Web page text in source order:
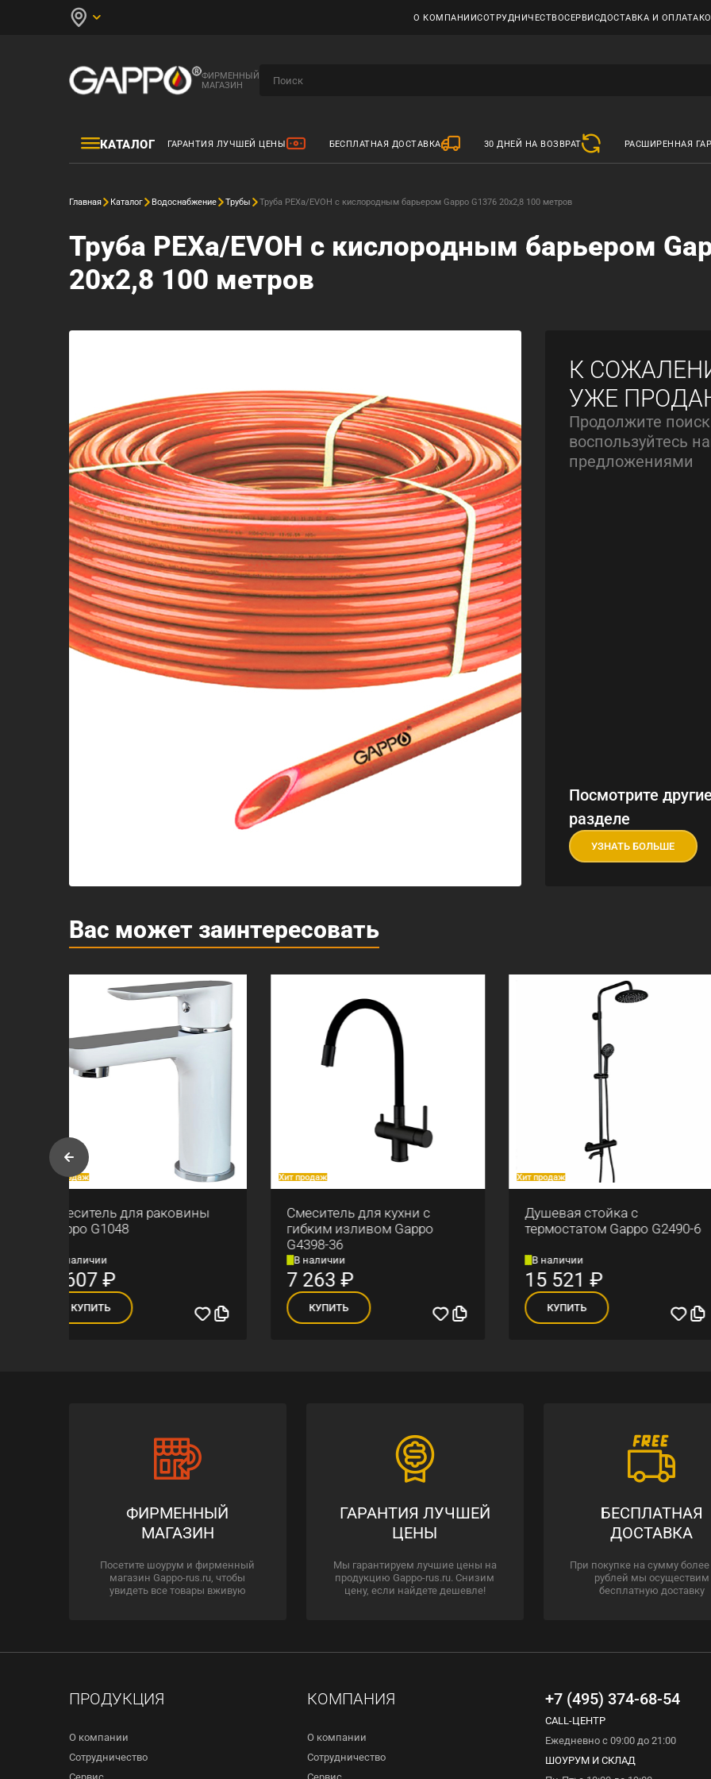
О КОМПАНИИСОТРУДНИЧЕСТВОСЕРВИСДОСТАВКА И ОПЛАТА
ФИРМЕННЫЙ
МАГАЗИН
КАТАЛОГ ГАРАНТИЯ ЛУЧШЕЙ ЦЕНЫ БЕСПЛАТНАЯ ДОСТАВКА 30 ДНЕЙ НА ВОЗВРАТ РАСШИРЕННАЯ
Главная Каталог Водоснабжение Трубы Труба PEXa/EVOH с кислородным барьером Gappo G1376 20x2,8 100 метров
Труба PEXa/EVOH с кислородным барьером
20x2,8 100 метров
К
УЖЕ
Продолжите
воспользуйтесь
предложениями
Посмотрите
разделе
УЗНАТЬ БОЛЬШЕ
Вас может заинтересовать
Хит продаж
Смеситель для кухни с
гибким изливом Gappo
В наличии
7 263
КУПИТЬ
Хит продаж
Душевая стойка с
термостатом Gappo G2490-6
В наличии
15 521
КУПИТЬ
Хит продаж
Смеситель для
Gappo G1017
В наличии
5 640
КУПИТЬ
ФИРМЕННЫЙ
МАГАЗИН
Посетите шоурум и фирменный
магазин Gappo-rus.ru, чтобы
увидеть все товары вживую
ГАРАНТИЯ ЛУЧШЕЙ
ЦЕНЫ
Мы гарантируем лучшие цены на
продукцию Gappo-rus.ru. Снизим
цену, если найдете дешевле!
БЕСПЛАТНАЯ
ДОСТАВКА
При покупке на сумму более
рублей мы осуществим
бесплатную доставку
ПРОДУКЦИЯ
О компании
Сотрудничество
КОМПАНИЯ
О компании
Сотрудничество
+7 (495) 374-68-54
CALL-ЦЕНТР
Ежедневно с 09:00 до 21:00
ШОУРУМ И СКЛАД